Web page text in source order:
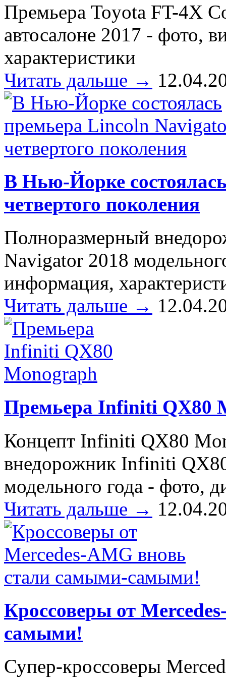
Премьера Toyota FT-4X
автосалоне 2017 - фото,
характеристики
Читать дальше →
В Нью-Йорке
четвертого поколения
Полноразмерный
Navigator 2018
информация,
Читать дальше →
Премьера Infiniti QX80
Концепт Infiniti QX80
внедорожник Infiniti
модельного года - фото,
Читать дальше →
Кроссоверы от
самыми!
Супер-кроссоверы